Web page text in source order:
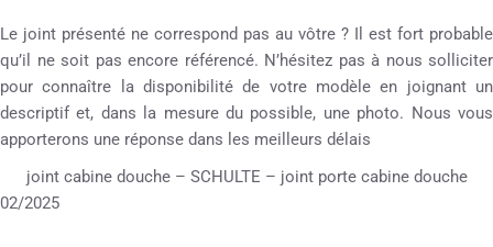
Le joint présenté ne correspond pas au vôtre ? Il est fort probable
qu’il ne soit pas encore référencé. N’hésitez pas à nous solliciter
pour connaître la disponibilité de votre modèle en joignant un
descriptif et, dans la mesure du possible, une photo. Nous vous
apporterons une réponse dans les meilleurs délais
joint cabine douche – SCHULTE – joint porte cabine douche
02/2025